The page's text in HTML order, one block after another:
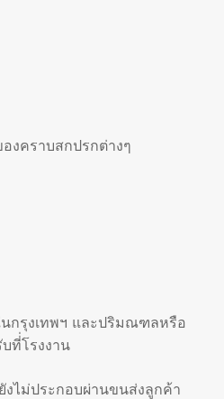
งคราบสกปรกต่างๆ
กรุงเทพฯ และปริมณฑลหรือ
ที่่โรงงาน
งไม่ประกอบผ่านขนส่งลูกค้า